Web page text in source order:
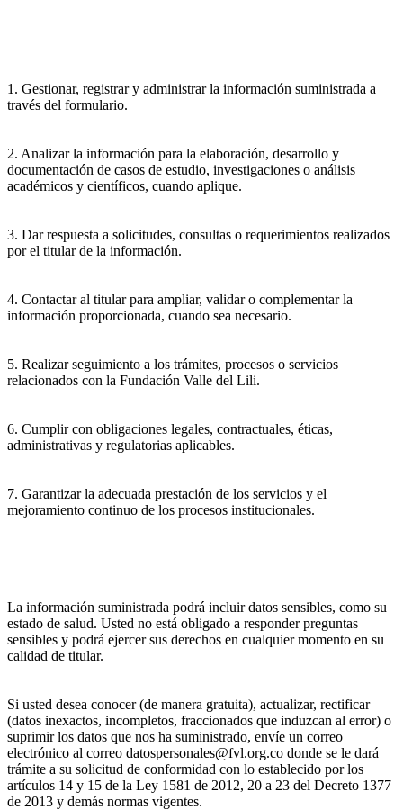
1. Gestionar, registrar y administrar la información suministrada a
través del formulario.
2. Analizar la información para la elaboración, desarrollo y
documentación de casos de estudio, investigaciones o análisis
académicos y científicos, cuando aplique.
3. Dar respuesta a solicitudes, consultas o requerimientos realizados
por el titular de la información.
4. Contactar al titular para ampliar, validar o complementar la
información proporcionada, cuando sea necesario.
5. Realizar seguimiento a los trámites, procesos o servicios
relacionados con la Fundación Valle del Lili.
6. Cumplir con obligaciones legales, contractuales, éticas,
administrativas y regulatorias aplicables.
7. Garantizar la adecuada prestación de los servicios y el
mejoramiento continuo de los procesos institucionales.
La información suministrada podrá incluir datos sensibles, como su
estado de salud. Usted no está obligado a responder preguntas
sensibles y podrá ejercer sus derechos en cualquier momento en su
calidad de titular.
Si usted desea conocer (de manera gratuita), actualizar, rectificar
(datos inexactos, incompletos, fraccionados que induzcan al error) o
suprimir los datos que nos ha suministrado, envíe un correo
electrónico al correo datospersonales@fvl.org.co donde se le dará
trámite a su solicitud de conformidad con lo establecido por los
artículos 14 y 15 de la Ley 1581 de 2012, 20 a 23 del Decreto 1377
de 2013 y demás normas vigentes.